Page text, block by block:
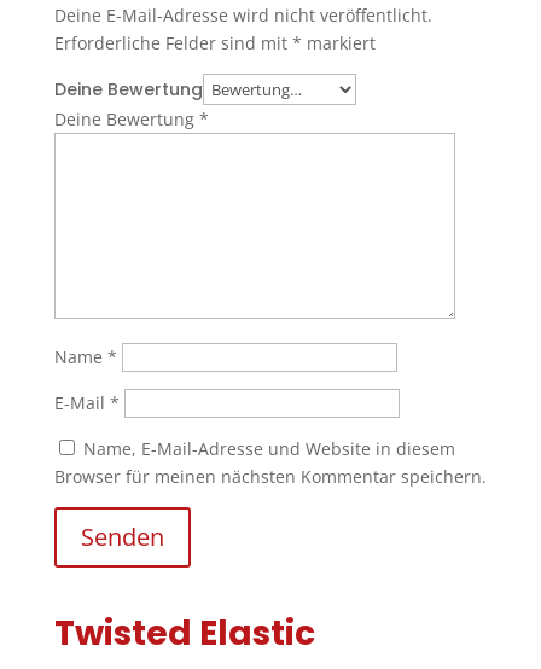
Deine E-Mail-Adresse wird nicht veröffentlicht.
Erforderliche Felder sind mit * markiert
Deine Bewertung
Deine Bewertung *
Name *
E-Mail *
Name, E-Mail-Adresse und Website in diesem
Browser für meinen nächsten Kommentar speichern.
Senden
Twisted Elastic